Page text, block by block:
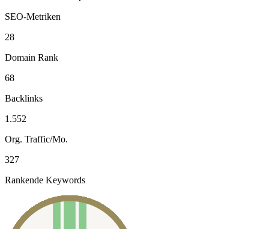
SEO-Metriken
28
Domain Rank
68
Backlinks
1.552
Org. Traffic/Mo.
327
Rankende Keywords